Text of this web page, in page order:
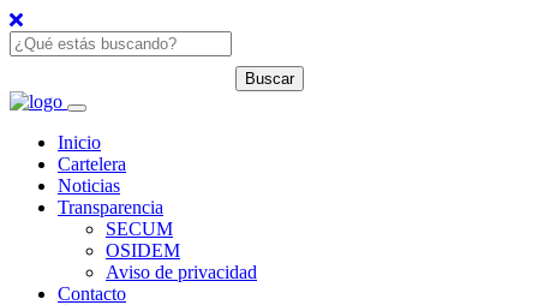
Inicio
Cartelera
Noticias
Transparencia
SECUM
OSIDEM
Aviso de privacidad
Contacto